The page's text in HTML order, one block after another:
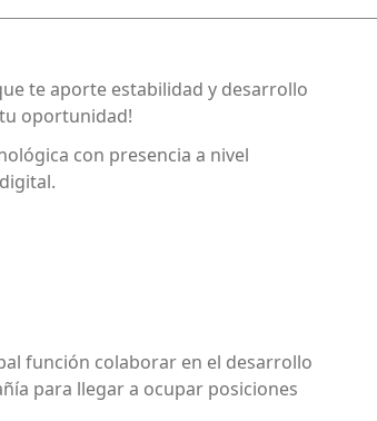
te aporte estabilidad y desarrollo
oportunidad!
con presencia a nivel
función colaborar en el desarrollo
para llegar a ocupar posiciones